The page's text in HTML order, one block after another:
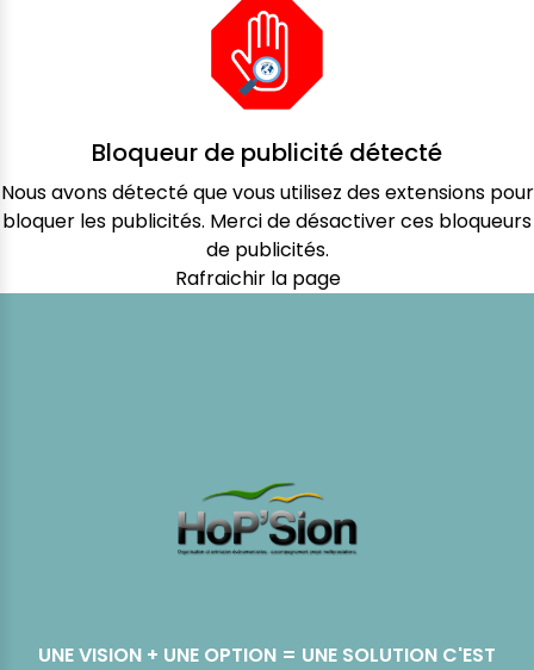
Bloqueur de publicité détecté
Nous avons détecté que vous utilisez des extensions pour
bloquer les publicités. Merci de désactiver ces bloqueurs
de publicités.
Rafraichir la page
UNE VISION + UNE OPTION = UNE SOLUTION C'EST